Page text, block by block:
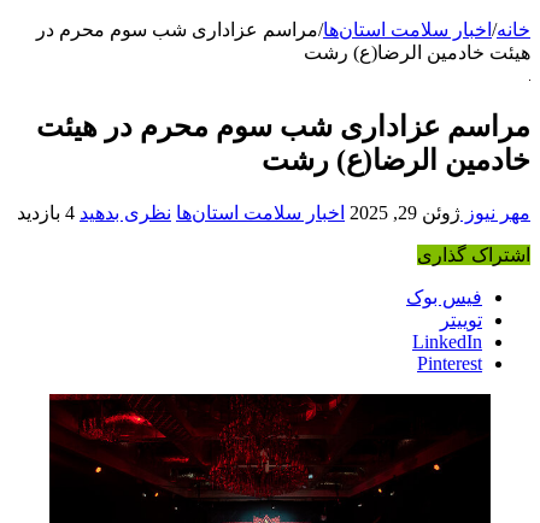
خانه/ اخبار سلامت استان‌ها/مراسم عزاداری شب سوم محرم در
هیئت خادمین الرضا(ع) رشت
مراسم عزاداری شب سوم محرم در هیئت
خادمین الرضا(ع) رشت
مهر نیوز ژوئن 29, 2025 اخبار سلامت استان‌ها نظری بدهید 4 بازدید
اشتراک گذاری
فیس بوک
توییتر
LinkedIn
Pinterest